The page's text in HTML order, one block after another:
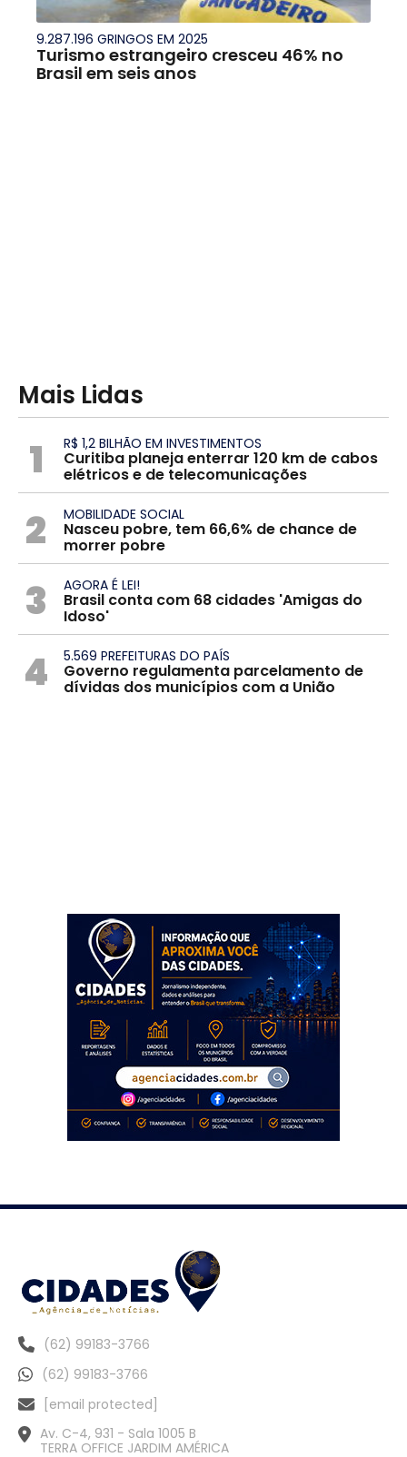
9.287.196 GRINGOS EM 2025
Turismo estrangeiro cresceu 46% no
Brasil em seis anos
Mais Lidas
1 R$ 1,2 BILHÃO EM INVESTIMENTOS
Curitiba planeja enterrar 120 km de cabos
elétricos e de telecomunicações
2 MOBILIDADE SOCIAL
Nasceu pobre, tem 66,6% de chance de
morrer pobre
3 AGORA É LEI!
Brasil conta com 68 cidades 'Amigas do
Idoso'
4 5.569 PREFEITURAS DO PAÍS
Governo regulamenta parcelamento de
dívidas dos municípios com a União
(62) 99183-3766
(62) 99183-3766
[email protected]
Av. C-4, 931 - Sala 1005 B
TERRA OFFICE JARDIM AMÉRICA